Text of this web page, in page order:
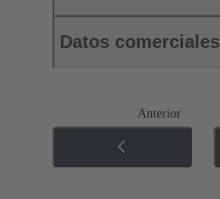
Datos comerciales
Anterior